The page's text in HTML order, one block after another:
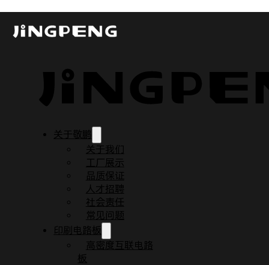
关于敬鹏
关于我们
工厂展示
品质保证
人才招聘
社会责任
常见问题
印刷电路板
高密度互联电路
板
阅读时间：3 分钟